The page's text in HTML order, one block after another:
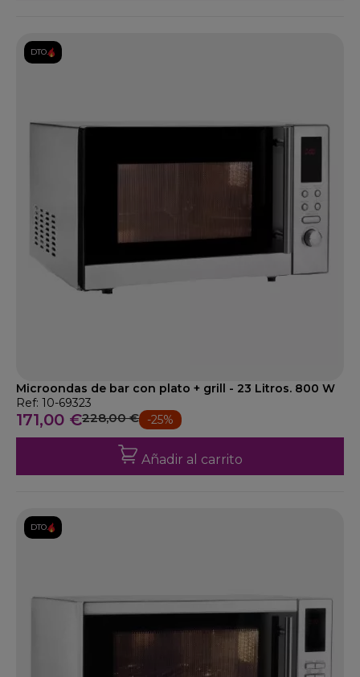
DTO.
Microondas de bar con plato + grill - 23 Litros. 800 W
Ref: 10-69323
171,00 €228,00 € -25%
Añadir al carrito
DTO.